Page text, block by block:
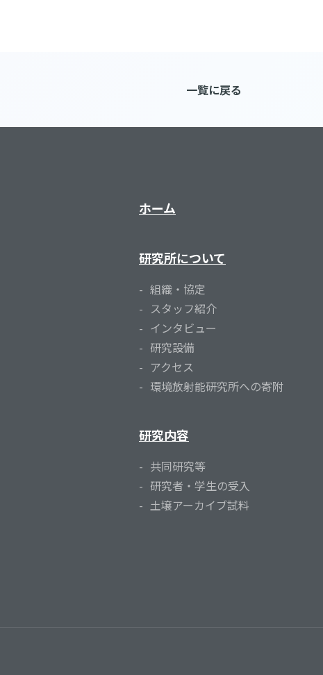
一覧に戻る
ホーム
研究所について
組織・協定
スタッフ紹介
インタビュー
研究設備
アクセス
環境放射能研究所への寄附
研究内容
共同研究等
研究者・学生の受入
土壌アーカイブ試料